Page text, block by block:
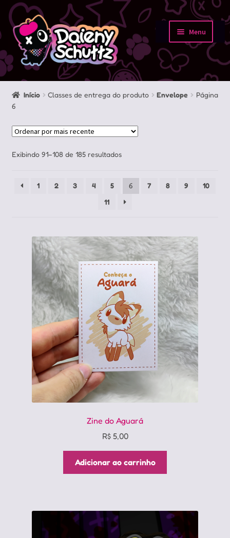
Pular
para
navegação
Pular
para
conteúdo
Menu
Início
Loja
Contato
Início Classes de entrega do produto Envelope
Página
6
Exibindo 91–108 de 185 resultadosClassificado
mais
recente
1 2 3 4 5 6 7 8 9
10
11
Zine do Aguará
R$5,00
Adicionar ao carrinho